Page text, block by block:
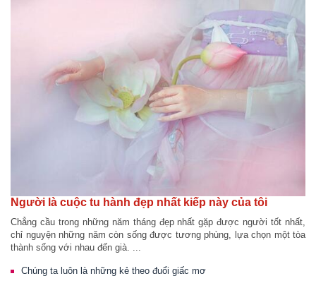
Người là cuộc tu hành đẹp nhất kiếp này của tôi
Chẳng cầu trong những năm tháng đẹp nhất gặp được người tốt nhất,
chỉ nguyện những năm còn sống được tương phùng, lựa chọn một tòa
thành sống với nhau đến già. ...
Chúng ta luôn là những kẻ theo đuổi giấc mơ